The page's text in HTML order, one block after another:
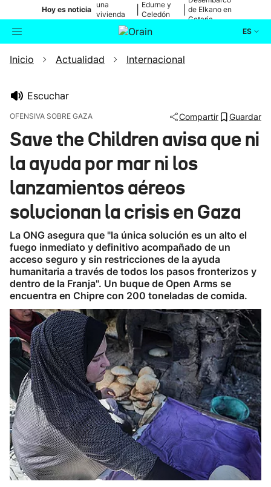
Hoy es noticia
una
vivienda
de Bilbao
Edurne y
Celedón
de Elkano en
Getaria
ES
Buscador Actualidad
Ikusmiran
Eguraldia
Inicio Actualidad Internacional
Escuchar
OFENSIVA SOBRE GAZA Compartir Guardar
Save the Children avisa que ni
la ayuda por mar ni los
lanzamientos aéreos
solucionan la crisis en Gaza
La ONG asegura que "la única solución es un alto el
fuego inmediato y definitivo acompañado de un
acceso seguro y sin restricciones de la ayuda
humanitaria a través de todos los pasos fronterizos y
dentro de la Franja". Un buque de Open Arms se
encuentra en Chipre con 200 toneladas de comida.